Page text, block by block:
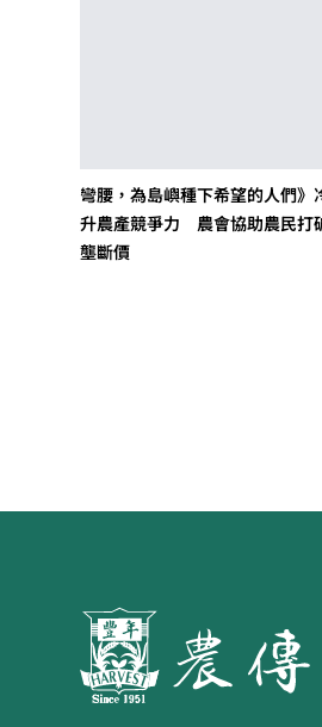
彎腰，為島嶼種下希望的人們
升農產競爭力 農會協助農民打
壟斷價